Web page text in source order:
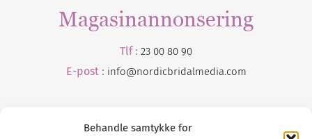
Behandle samtykke for
Magasinannonsering
Tlf : 23 00 80 90
E-post : info@nordicbridalmedia.com